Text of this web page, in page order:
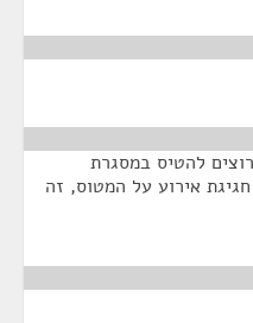
להטיס במסגרת
אירוע על המטוס, זה